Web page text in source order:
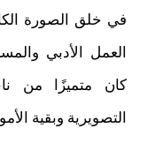
في خلق الصورة
العمل الأدبي
كان متميزًا من
التصويرية وبقية